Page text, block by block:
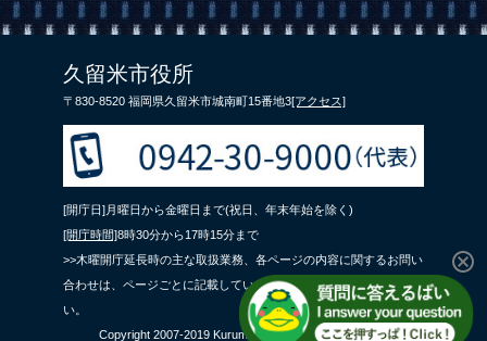
久留米市役所
〒830-8520 福岡県久留米市城南町15番地3[アクセス]
[開庁日]月曜日から金曜日まで(祝日、年末年始を除く)
[開庁時間]8時30分から17時15分まで
>>木曜開庁延長時の主な取扱業務、各ページの内容に関するお問い
合わせは、ページごとに記載している問合せ先までご連絡くださ
い。
Copyright 2007-2019 Kurume City All Rights Reserved.